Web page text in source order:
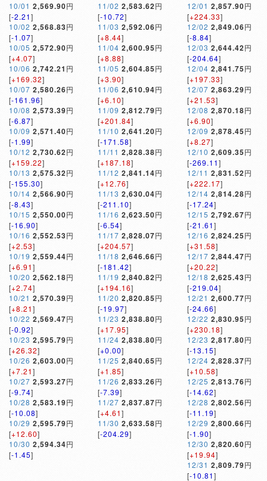
10/01 2,569.90円
[-2.21]
10/02 2,568.83円
[-1.07]
10/05 2,572.90円
[+4.07]
10/06 2,742.21 円
[+169.32]
10/07 2,580.26円
[-161.96]
10/08 2,573.39円
[-6.87]
10/09 2,571.40円
[-1.99]
10/12 2,730.62円
[+159.22]
10/13 2,575.32円
[-155.30]
10/14 2,566.90円
[-8.43]
10/15 2,550.00円
[-16.90]
10/16 2,552.53円
[+2.53]
10/19 2,559.44円
[+6.91]
10/20 2,562.18円
[+2.74]
10/21 2,570.39円
[+8.21]
10/22 2,569.47円
[-0.92]
10/23 2,595.79円
[+26.32]
10/26 2,603.00円
[+7.21]
10/27 2,593.27円
[-9.74]
10/28 2,583.19円
[-10.08]
10/29 2,595.79円
[+12.60]
10/30 2,594.34円
[-1.45]
11/02 2,583.62円
[-10.72]
11/03 2,592.06円
[+8.44]
11/04 2,600.95円
[+8.88]
11/05 2,604.85円
[+3.90]
11/06 2,610.94円
[+6.10]
11/09 2,812.79円
[+201.84]
11/10 2,641.20円
[-171.58]
11/11 2,828.38円
[+187.18]
11/12 2,841.14円
[+12.76]
11/13 2,630.04円
[-211.10]
11/16 2,623.50円
[-6.54]
11/17 2,828.07円
[+204.57]
11/18 2,646.66円
[-181.42]
11/19 2,840.82円
[+194.16]
11/20 2,820.85円
[-19.97]
11/23 2,838.80円
[+17.95]
11/24 2,838.80円
[+0.00]
11/25 2,840.65円
[+1.85]
11/26 2,833.26円
[-7.39]
11/27 2,837.87円
[+4.61]
11/30 2,633.58円
[-204.29]
12/01 2,857.90円
[+224.33]
12/02 2,849.06円
[-8.84]
12/03 2,644.42円
[-204.64]
12/04 2,841.75円
[+197.33]
12/07 2,863.29円
[+21.53]
12/08 2,870.18円
[+6.90]
12/09 2,878.45円
[+8.27]
12/10 2,609.35円
[-269.11]
12/11 2,831.52円
[+222.17]
12/14 2,814.28円
[-17.24]
12/15 2,792.67円
[-21.61]
12/16 2,824.25円
[+31.58]
12/17 2,844.47円
[+20.22]
12/18 2,625.43円
[-219.04]
12/21 2,600.77円
[-24.66]
12/22 2,830.95円
[+230.18]
12/23 2,817.80円
[-13.15]
12/24 2,828.37円
[+10.58]
12/25 2,813.76円
[-14.62]
12/28 2,802.56円
[-11.19]
12/29 2,800.66円
[-1.90]
12/30 2,820.60円
[+19.94]
12/31 2,809.79円
[-10.81]